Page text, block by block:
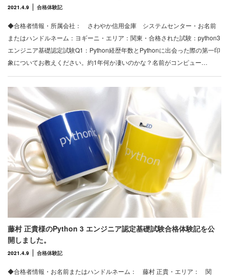
2021.4.9 合格体験記
◆合格者情報・所属会社： さわやか信用金庫 システムセンター・お名前
またはハンドルネーム：ヨギーニ・エリア：関東・合格された試験：python3
エンジニア基礎認定試験Q1：Python経歴年数とPythonに出会った際の第一印
象についてお教えください。約1年何か凄いのかな？名前がコンピュー…
藤村 正貴様のPython 3 エンジニア認定基礎試験合格体験記を公
開しました。
2021.4.9 合格体験記
◆合格者情報・お名前またはハンドルネーム： 藤村 正貴・エリア： 関